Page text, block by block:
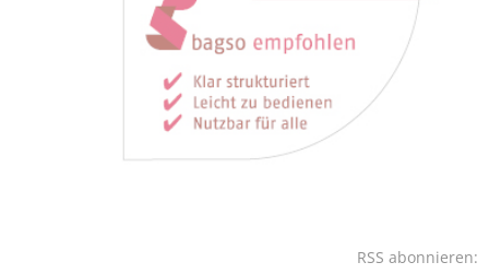
RSS abonnieren: